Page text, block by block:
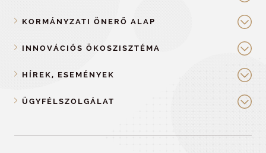
KORMÁNYZATI ÖNERŐ ALAP
INNOVÁCIÓS ÖKOSZISZTÉMA
HÍREK, ESEMÉNYEK
ÜGYFÉLSZOLGÁLAT